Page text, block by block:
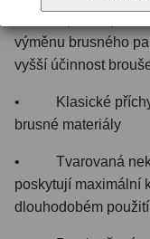
výměnu brusného
vyšší účinnost
• Klasické
brusné materiály
• Tvarovaná
poskytují maximální
dlouhodobém použití